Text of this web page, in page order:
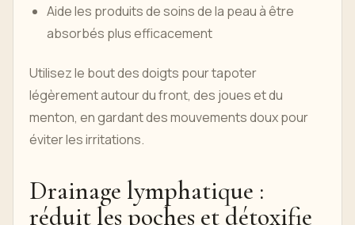
Aide les produits de soins de la peau à être
absorbés plus efficacement
Utilisez le bout des doigts pour tapoter
légèrement autour du front, des joues et du
menton, en gardant des mouvements doux pour
éviter les irritations.
Drainage lymphatique :
réduit les poches et détoxifie